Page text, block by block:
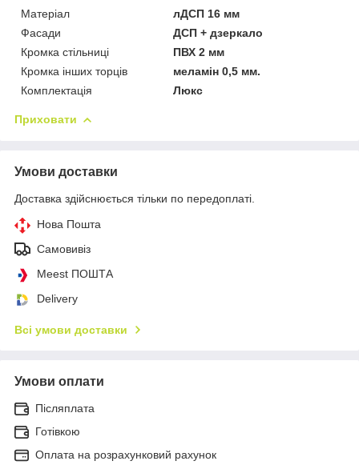
Матеріал
лДСП 16 мм
Фасади
ДСП + дзеркало
Кромка стільниці
ПВХ 2 мм
Кромка інших торців
меламін 0,5 мм.
Комплектація
Люкс
Приховати
Умови доставки
Доставка здійснюється тільки по передоплаті.
Нова Пошта
Самовивіз
Meest ПОШТА
Delivery
Всі умови доставки
Умови оплати
Післяплата
Готівкою
Оплата на розрахунковий рахунок